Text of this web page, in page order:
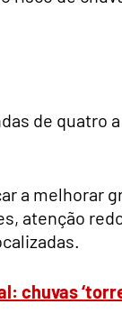
de quatro
a melhorar
atenção
chuvas